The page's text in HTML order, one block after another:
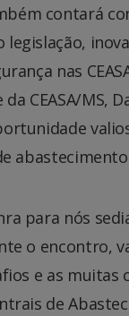
contará
nas
CEASA/MS,
para nós
o encontro,
e as muitas
de